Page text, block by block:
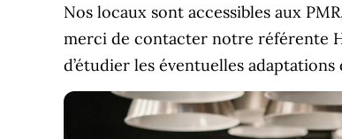
Nos locaux sont accessibles aux
merci de contacter notre référente
d’étudier les éventuelles